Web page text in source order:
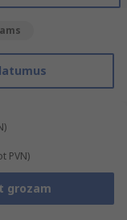
PVN)
grozam